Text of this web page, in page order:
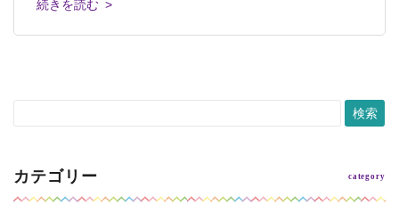
続きを読む >
続きを読む >
続きを読む >
カテゴリー